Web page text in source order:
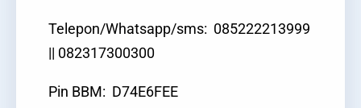
Telepon/Whatsapp/sms: 085222213999
|| 082317300300
Pin BBM: D74E6FEE